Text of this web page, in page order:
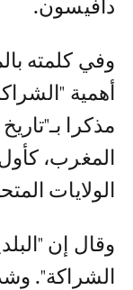
دافيسون.
وفي كلمته
أهمية
مذكرا
المغرب،
الولايات
وقال إن
الشراكة".